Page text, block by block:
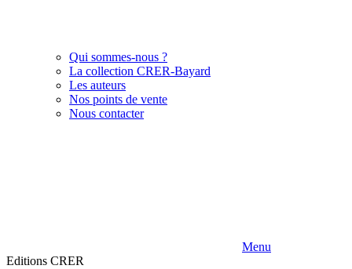
Qui sommes-nous ?
La collection CRER-Bayard
Les auteurs
Nos points de vente
Nous contacter
Menu
Editions CRER